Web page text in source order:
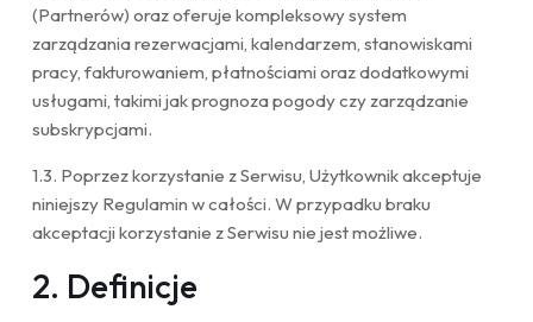
(Partnerów) oraz oferuje kompleksowy system
zarządzania rezerwacjami, kalendarzem, stanowiskami
pracy, fakturowaniem, płatnościami oraz dodatkowymi
usługami, takimi jak prognoza pogody czy zarządzanie
subskrypcjami.
1.3. Poprzez korzystanie z Serwisu, Użytkownik akceptuje
niniejszy Regulamin w całości. W przypadku braku
akceptacji korzystanie z Serwisu nie jest możliwe.
2. Definicje